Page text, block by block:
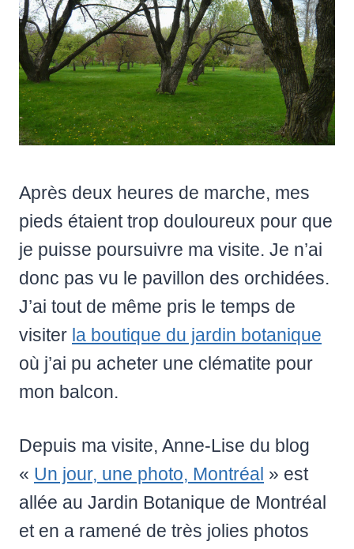
Après deux heures de marche, mes
pieds étaient trop douloureux pour que
je puisse poursuivre ma visite. Je n’ai
donc pas vu le pavillon des orchidées.
J’ai tout de même pris le temps de
visiter la boutique du jardin botanique
où j’ai pu acheter une clématite pour
mon balcon.
Depuis ma visite, Anne-Lise du blog
« Un jour, une photo, Montréal » est
allée au Jardin Botanique de Montréal
et en a ramené de très jolies photos